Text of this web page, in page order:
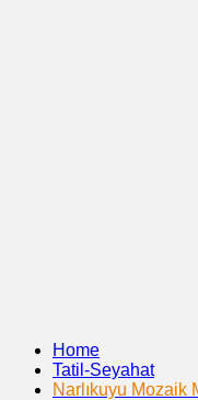
Home
Tatil-Seyahat
Narlıkuyu Mozaik